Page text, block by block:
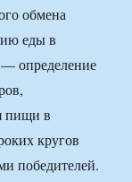
обмена
еды в
— определение
пищи в
кругов
победителей.